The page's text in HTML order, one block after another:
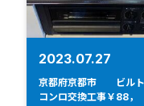
2023.07.27
京都府京都市 ビルト
コンロ交換工事￥88，